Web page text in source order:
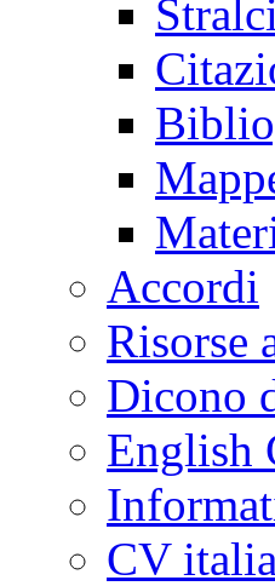
Accordi
Risorse
Dicono
English
CV